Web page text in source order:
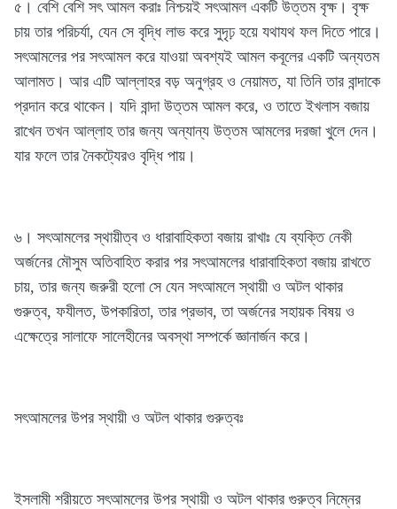
৫। বেশি বেশি সৎ আমল করাঃ নিশ্চয়ই সৎআমল একটি উত্তম বৃক্ষ। বৃক্ষ
চায় তার পরিচর্যা, যেন সে বৃদ্ধি লাভ করে সুদৃঢ় হয়ে যথাযথ ফল দিতে পারে।
সৎআমলের পর সৎআমল করে যাওয়া অবশ্যই আমল কবূলের একটি অন্যতম
আলামত। আর এটি আল্লাহর বড় অনুগ্রহ ও নেয়ামত, যা তিনি তার বান্দাকে
প্রদান করে থাকেন। যদি বান্দা উত্তম আমল করে, ও তাতে ইখলাস বজায়
রাখেন তখন আল্লাহ তার জন্য অন্যান্য উত্তম আমলের দরজা খুলে দেন।
যার ফলে তার নৈকট্যেরও বৃদ্ধি পায়।
৬। সৎআমলের স্থায়ীত্ব ও ধারাবাহিকতা বজায় রাখাঃ যে ব্যক্তি নেকী
অর্জনের মৌসুম অতিবাহিত করার পর সৎআমলের ধারাবাহিকতা বজায় রাখতে
চায়, তার জন্য জরুরী হলো সে যেন সৎআমলে স্থায়ী ও অটল থাকার
গুরুত্ব, ফযীলত, উপকারিতা, তার প্রভাব, তা অর্জনের সহায়ক বিষয় ও
এক্ষেত্রে সালাফে সালেহীনের অবস্থা সম্পর্কে জ্ঞানার্জন করে।
সৎআমলের উপর স্থায়ী ও অটল থাকার গুরুত্বঃ
ইসলামী শরীয়তে সৎআমলের উপর স্থায়ী ও অটল থাকার গুরুত্ব নিম্নের